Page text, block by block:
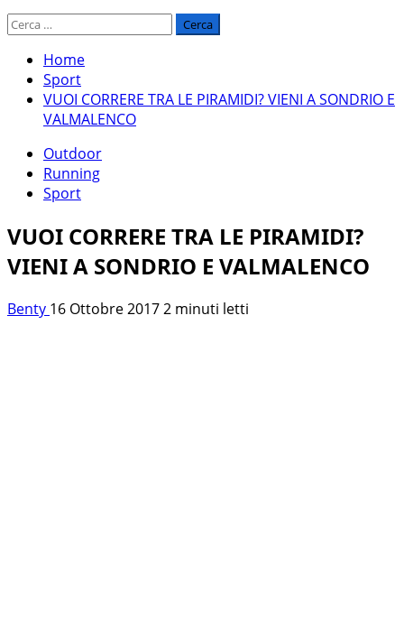
Ricerca
Home
Sport
VUOI CORRERE TRA LE PIRAMIDI? VIENI A SONDRIO E
VALMALENCO
Outdoor
Running
Sport
VUOI CORRERE TRA LE PIRAMIDI?
VIENI A SONDRIO E VALMALENCO
Benty 16 Ottobre 20172 minuti letti